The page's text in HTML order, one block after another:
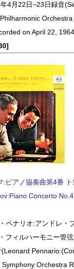
4月22日~23日録音
on April 22,
:ピアノ協奏曲第4番
Concerto
ペナリオ:アンドレ・
フィルハーモニー管
(Leonard
Orchestra